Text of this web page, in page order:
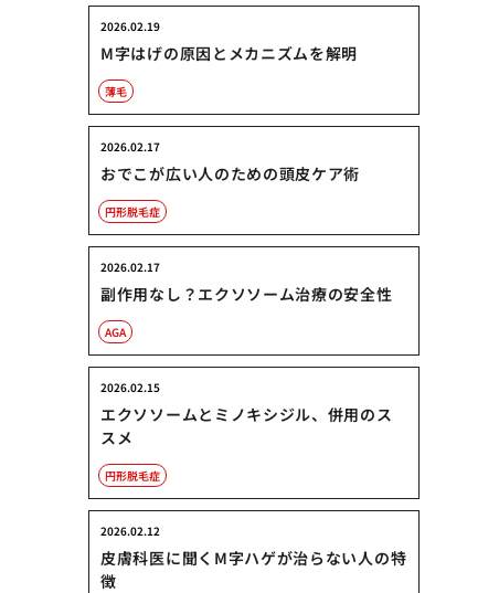
M字はげの原因とメカニズムを解明
2026.02.19
薄毛
おでこが広い人のための頭皮ケア術
2026.02.17
円形脱毛症
副作用なし？エクソソーム治療の安全性
2026.02.17
AGA
エクソソームとミノキシジル、併用のス
スメ
2026.02.15
円形脱毛症
皮膚科医に聞くM字ハゲが治らない人の特
徴
2026.02.12